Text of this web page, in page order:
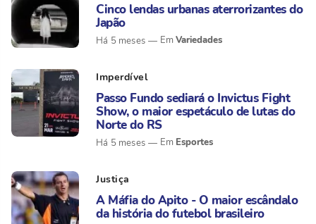
Cinco lendas urbanas aterrorizantes do
Japão
Há 5 meses Variedades
Imperdível
Passo Fundo sediará o Invictus Fight
Show, o maior espetáculo de lutas do
Norte do RS
Há 5 meses Esportes
Justiça
A Máfia do Apito - O maior escândalo
da história do futebol brasileiro